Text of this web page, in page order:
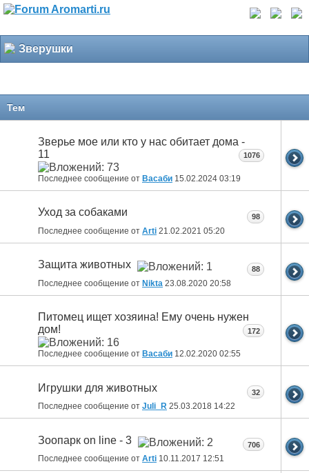
Зверушки
Тем
Зверье мое или кто у нас обитает дома -
11
Последнее сообщение от Васаби 15.02.2024 03:19
1076
Уход за собаками
Последнее сообщение от Arti 21.02.2021 05:20
98
Защита животных
Последнее сообщение от Nikta 23.08.2020 20:58
88
Питомец ищет хозяина! Ему очень нужен
дом!
Последнее сообщение от Васаби 12.02.2020 02:55
172
Игрушки для животных
Последнее сообщение от Juli_R 25.03.2018 14:22
32
Зоопарк on line - 3
Последнее сообщение от Arti 10.11.2017 12:51
706